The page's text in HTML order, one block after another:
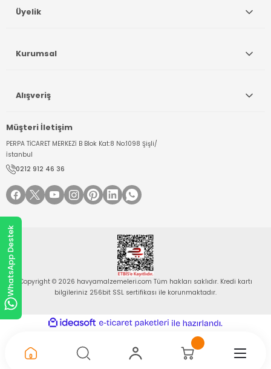
Müşteri İletişim
PERPA TİCARET MERKEZİ B Blok Kat:8 No:1098 Şişli/
İstanbul
0212 912 46 36
Üyelik
Kurumsal
Alışveriş
Copyright © 2026 havyamalzemeleri.com Tüm hakları saklıdır. Kredi kartı
bilgileriniz 256bit SSL sertifikası ile korunmaktadır.
WhatsApp Destek
ideasoft
e-
paketleri